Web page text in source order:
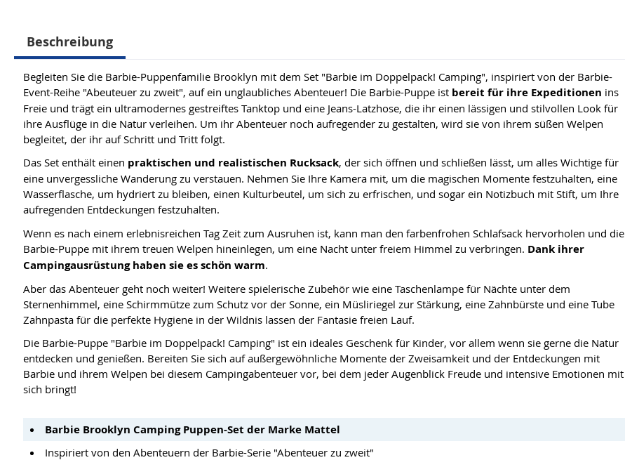
Beschreibung
Begleiten Sie die Barbie-Puppenfamilie Brooklyn mit dem Set "Barbie im Doppelpack! Camping", inspiriert von der Barbie-
Event-Reihe "Abeuteuer zu zweit", auf ein unglaubliches Abenteuer! Die Barbie-Puppe ist bereit für ihre Expeditionen ins
Freie und trägt ein ultramodernes gestreiftes Tanktop und eine Jeans-Latzhose, die ihr einen lässigen und stilvollen Look für
ihre Ausflüge in die Natur verleihen. Um ihr Abenteuer noch aufregender zu gestalten, wird sie von ihrem süßen Welpen
begleitet, der ihr auf Schritt und Tritt folgt.
Das Set enthält einen praktischen und realistischen Rucksack, der sich öffnen und schließen lässt, um alles Wichtige für
eine unvergessliche Wanderung zu verstauen. Nehmen Sie Ihre Kamera mit, um die magischen Momente festzuhalten, eine
Wasserflasche, um hydriert zu bleiben, einen Kulturbeutel, um sich zu erfrischen, und sogar ein Notizbuch mit Stift, um Ihre
aufregenden Entdeckungen festzuhalten.
Wenn es nach einem erlebnisreichen Tag Zeit zum Ausruhen ist, kann man den farbenfrohen Schlafsack hervorholen und die
Barbie-Puppe mit ihrem treuen Welpen hineinlegen, um eine Nacht unter freiem Himmel zu verbringen. Dank ihrer
Campingausrüstung haben sie es schön warm.
Aber das Abenteuer geht noch weiter! Weitere spielerische Zubehör wie eine Taschenlampe für Nächte unter dem
Sternenhimmel, eine Schirmmütze zum Schutz vor der Sonne, ein Müsliriegel zur Stärkung, eine Zahnbürste und eine Tube
Zahnpasta für die perfekte Hygiene in der Wildnis lassen der Fantasie freien Lauf.
Die Barbie-Puppe "Barbie im Doppelpack! Camping" ist ein ideales Geschenk für Kinder, vor allem wenn sie gerne die Natur
entdecken und genießen. Bereiten Sie sich auf außergewöhnliche Momente der Zweisamkeit und der Entdeckungen mit
Barbie und ihrem Welpen bei diesem Campingabenteuer vor, bei dem jeder Augenblick Freude und intensive Emotionen mit
sich bringt!
Barbie Brooklyn Camping Puppen-Set der Marke Mattel
Inspiriert von den Abenteuern der Barbie-Serie "Abenteuer zu zweit"